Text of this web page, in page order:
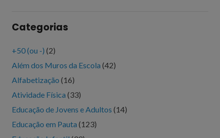
Categorias
+50 (ou -) (2)
Além dos Muros da Escola (42)
Alfabetização (16)
Atividade Física (33)
Educação de Jovens e Adultos (14)
Educação em Pauta (123)